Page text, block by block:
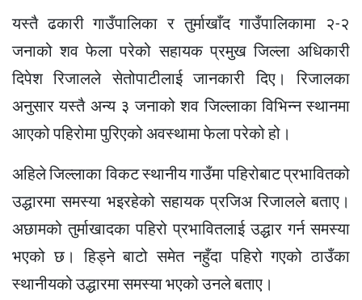
यस्तै ढकारी गाउँपालिका र तुर्माखाँद गाउँपालिकामा २-२
जनाको शव फेला परेको सहायक प्रमुख जिल्ला अधिकारी
दिपेश रिजालले सेतोपाटीलाई जानकारी दिए। रिजालका
अनुसार यस्तै अन्य ३ जनाको शव जिल्लाका विभिन्न स्थानमा
आएको पहिरोमा पुरिएको अवस्थामा फेला परेको हो।
अहिले जिल्लाका विकट स्थानीय गाउँमा पहिरोबाट प्रभावितको
उद्धारमा समस्या भइरहेको सहायक प्रजिअ रिजालले बताए।
अछामको तुर्माखादका पहिरो प्रभावितलाई उद्धार गर्न समस्या
भएको छ। हिड्ने बाटो समेत नहुँदा पहिरो गएको ठाउँका
स्थानीयको उद्धारमा समस्या भएको उनले बताए।